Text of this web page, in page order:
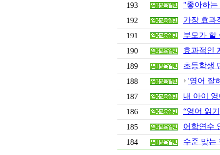
193
"좋아하는
192
가장 효과
191
부모가 할
190
효과적인
189
초등학생
188
'영어 잘
187
내 아이
186
“영어 읽기, 말하
185
어학연수
184
수준 맞는